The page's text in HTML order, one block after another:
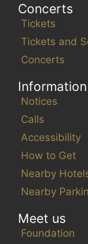
Concerts
Tickets
Tickets and
Concerts
Information
Notices
Calls
Accessibility
How to Get
Nearby
Nearby
Meet us
Foundation